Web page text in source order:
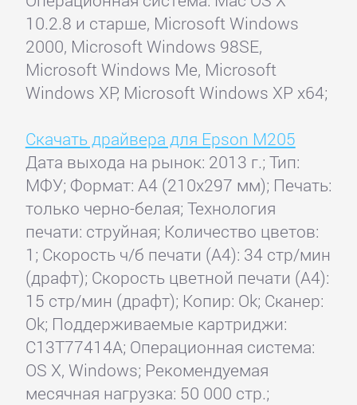
10.2.8 и старше, Microsoft Windows
2000, Microsoft Windows 98SE,
Microsoft Windows Me, Microsoft
Windows XP, Microsoft Windows XP x64;
Скачать драйвера для Epson M205
Дата выхода на рынок: 2013 г.; Тип:
МФУ; Формат: A4 (210x297 мм); Печать:
только черно-белая; Технология
печати: струйная; Количество цветов:
1; Скорость ч/б печати (А4): 34 стр/мин
(драфт); Скорость цветной печати (А4):
15 стр/мин (драфт); Копир: Ok; Сканер:
Ok; Поддерживаемые картриджи:
C13T77414A; Операционная система:
OS X, Windows; Рекомендуемая
месячная нагрузка: 50 000 стр.;